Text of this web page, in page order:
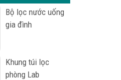
Bộ lọc nước uống
gia đình
Khung túi lọc
phòng Lab